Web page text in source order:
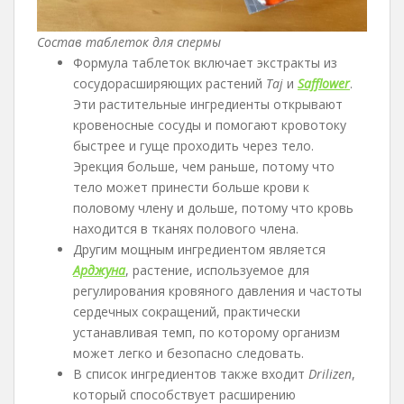
Состав таблеток для спермы
Формула таблеток включает экстракты из
сосудорасширяющих растений Taj и Safflower.
Эти растительные ингредиенты открывают
кровеносные сосуды и помогают кровотоку
быстрее и гуще проходить через тело.
Эрекция больше, чем раньше, потому что
тело может принести больше крови к
половому члену и дольше, потому что кровь
находится в тканях полового члена.
Другим мощным ингредиентом является
Арджуна, растение, используемое для
регулирования кровяного давления и частоты
сердечных сокращений, практически
устанавливая темп, по которому организм
может легко и безопасно следовать.
В список ингредиентов также входит Drilizen,
который способствует расширению